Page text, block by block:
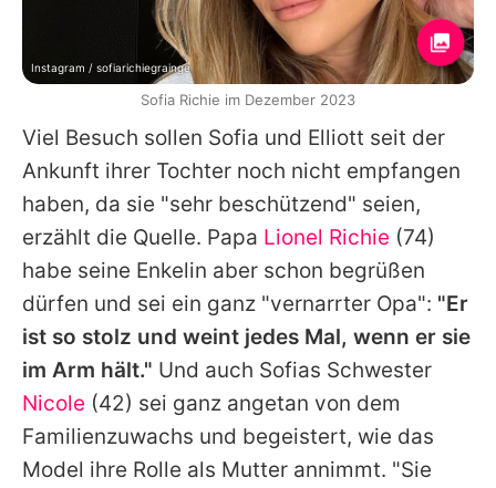
Viel Besuch sollen Sofia und Elliott seit der
Ankunft ihrer Tochter noch nicht empfangen
haben, da sie "sehr beschützend" seien,
erzählt die Quelle. Papa Lionel Richie (74)
habe seine Enkelin aber schon begrüßen
dürfen und sei ein ganz "vernarrter Opa": "Er
ist so stolz und weint jedes Mal, wenn er sie
im Arm hält." Und auch Sofias Schwester
Nicole (42) sei ganz angetan von dem
Familienzuwachs und begeistert, wie das
Model ihre Rolle als Mutter annimmt. "Sie
Instagram / sofiarichiegrainge
Sofia Richie im Dezember 2023